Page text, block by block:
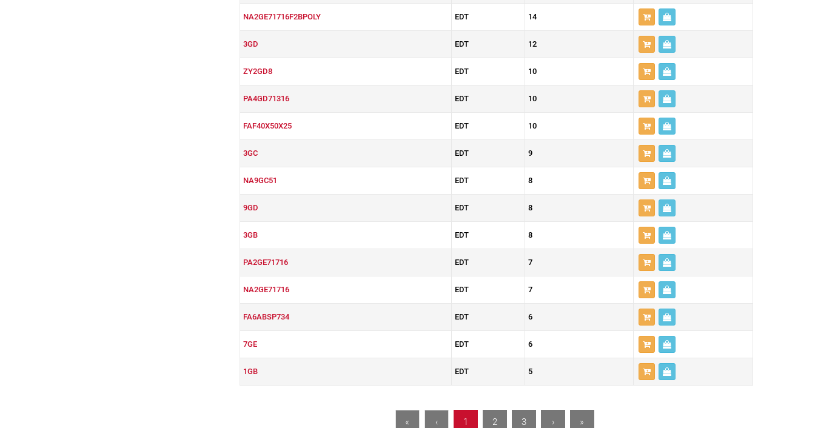
NA2GE71716F2BPOLY EDT 14
3GD EDT 12
ZY2GD8 EDT 10
PA4GD71316 EDT 10
FAF40X50X25 EDT 10
3GC EDT 9
NA9GC51 EDT 8
9GD EDT 8
3GB EDT 8
PA2GE71716 EDT 7
NA2GE71716 EDT 7
FA6ABSP734 EDT 6
7GE EDT 6
1GB EDT 5
« ‹ 1 2 3 › »